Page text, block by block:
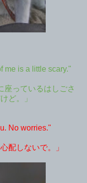
me is a little scary."
っているはしごさ
ど。」
No worries."
配しないで。」